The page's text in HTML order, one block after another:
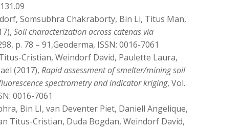
Somsubhra Chakraborty, Bin Li, Titus Man,
Soil characterization across catenas via
p. 78 – 91,Geoderma, ISSN: 0016-7061
Cristian, Weindorf David, Paulette Laura,
(2017), Rapid assessment of smelter/mining soil
spectrometry and indicator kriging, Vol.
0016-7061
Bin LI, van Deventer Piet, Daniell Angelique,
Titus-Cristian, Duda Bogdan, Weindorf David,